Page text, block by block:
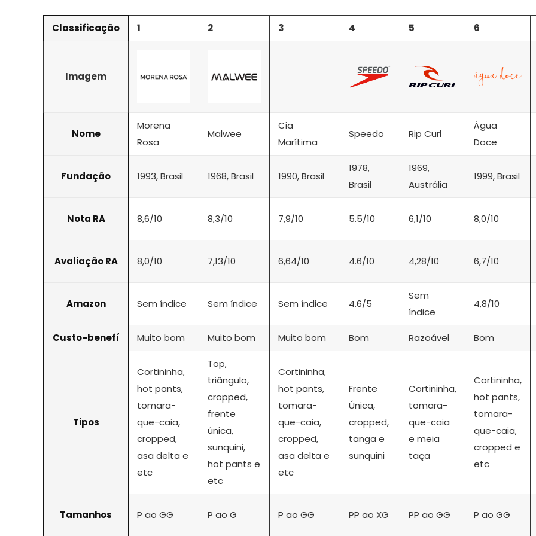
Classificação 1 2 3 4 5 6
Imagem
Nome
Morena
Rosa
Malwee
Cia
Marítima
Speedo Rip Curl
Água
Doce
Fundação 1993, Brasil 1968, Brasil 1990, Brasil
1978,
Brasil
1969,
Austrália
1999, Brasil
Nota RA 8,6/10 8,3/10 7,9/10 5.5/10 6,1/10 8,0/10
Avaliação RA 8,0/10 7,13/10 6,64/10 4.6/10 4,28/10 6,7/10
Amazon Sem índice Sem índice Sem índice 4.6/5
Sem
índice
4,8/10
Custo-benefí Muito bom Muito bom Muito bom Bom Razoável Bom
Tipos
Cortininha,
hot pants,
tomara-
que-caia,
cropped,
asa delta e
etc
Top,
triângulo,
cropped,
frente
única,
sunquini,
hot pants e
etc
Cortininha,
hot pants,
tomara-
que-caia,
cropped,
asa delta e
etc
Frente
Única,
cropped,
tanga e
sunquini
Cortininha,
tomara-
que-caia
e meia
taça
Cortininha,
hot pants,
tomara-
que-caia,
cropped e
etc
Tamanhos P ao GG P ao G P ao GG PP ao XG PP ao GG P ao GG